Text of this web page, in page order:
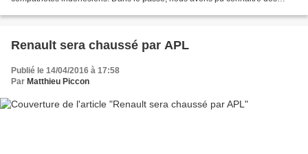
Renault sera chaussé par APL
Publié le 14/04/2016 à 17:58
Par Matthieu Piccon